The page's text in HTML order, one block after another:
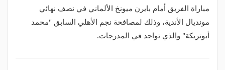
مباراة الفريق أمام بايرن ميونخ الألماني في نصف نهائي
مونديال الأندية، وذلك لمصافحة نجم الأهلي السابق "محمد
أبوتريكة" والذي تواجد في المدرجات.